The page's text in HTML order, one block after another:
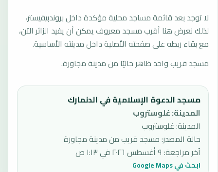
لا توجد بعد قائمة مساجد محلية مؤكدة داخل بروندبيفيستر،
لذلك نعرض هنا أقرب مسجد معروف يمكن أن يفيد الزائر الآن،
مع بقاء ربطه على صفحته الأصلية داخل مدينته الأساسية.
مسجد قريب واحد ظاهر حاليًا من مدينة مجاورة.
مسجد الدعوة الإسلامية في الدنمارك
المدينة:غلوستروب
المدينة: غلوستروب
حالة المصدر:مسجد قريب من مدينة مجاورة
آخر مراجعة: ٩ أغسطس ٢٠٢٦ في ١:١٣ ص
ابحث في Google Maps